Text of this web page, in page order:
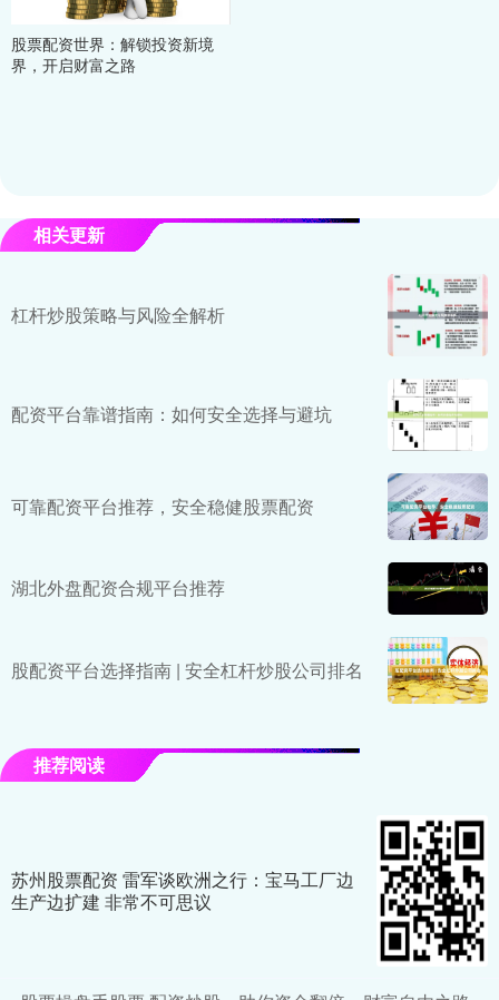
股票配资世界：解锁投资新境
界，开启财富之路
相关更新
杠杆炒股策略与风险全解析
配资平台靠谱指南：如何安全选择与避坑
可靠配资平台推荐，安全稳健股票配资
湖北外盘配资合规平台推荐
股配资平台选择指南 | 安全杠杆炒股公司排名
推荐阅读
苏州股票配资 雷军谈欧洲之行：宝马工厂边
生产边扩建 非常不可思议